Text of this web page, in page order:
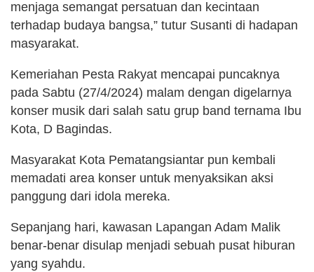
menjaga semangat persatuan dan kecintaan
terhadap budaya bangsa,” tutur Susanti di hadapan
masyarakat.
Kemeriahan Pesta Rakyat mencapai puncaknya
pada Sabtu (27/4/2024) malam dengan digelarnya
konser musik dari salah satu grup band ternama Ibu
Kota, D Bagindas.
Masyarakat Kota Pematangsiantar pun kembali
memadati area konser untuk menyaksikan aksi
panggung dari idola mereka.
Sepanjang hari, kawasan Lapangan Adam Malik
benar-benar disulap menjadi sebuah pusat hiburan
yang syahdu.